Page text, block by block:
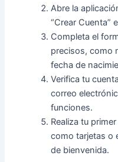
Abre la
“Crear Cuenta”
Completa el
precisos, como
fecha de
Verifica tu
correo
funciones.
Realiza tu
como tarjetas o
de bienvenida.